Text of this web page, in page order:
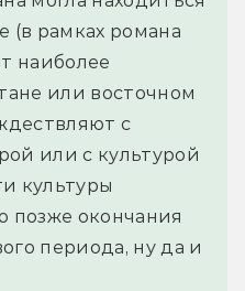
(в рамках романа
наиболее
или восточном
с
или с культурой
культуры
позже окончания
периода, ну да и